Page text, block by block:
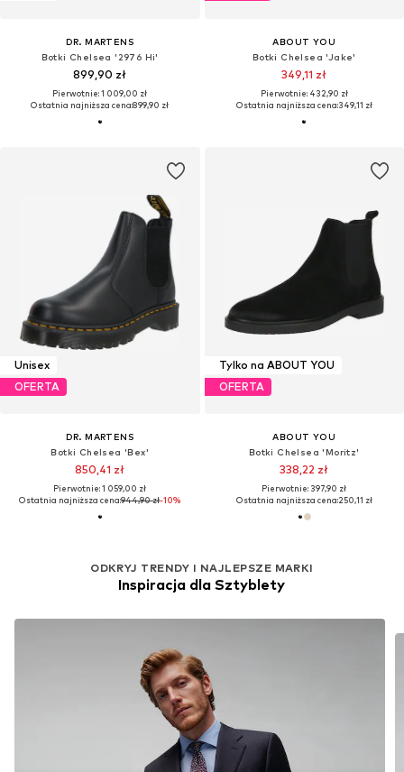
DR. MARTENS
Botki Chelsea '2976 Hi'
899,90 zł
Pierwotnie: 1 009,00 zł
Ostatnia najniższa cena:899,90 zł
ABOUT YOU
Botki Chelsea 'Jake'
349,11 zł
Pierwotnie: 432,90 zł
Ostatnia najniższa cena:349,11 zł
Unisex
OFERTA
DR. MARTENS
Botki Chelsea 'Bex'
850,41 zł
Pierwotnie: 1 059,00 zł
Ostatnia najniższa cena:944,90 zł-10%
Tylko na ABOUT YOU
OFERTA
ABOUT YOU
Botki Chelsea 'Moritz'
338,22 zł
Pierwotnie: 397,90 zł
Ostatnia najniższa cena:250,11 zł
ODKRYJ TRENDY I NAJLEPSZE MARKI
Inspiracja dla Sztyblety